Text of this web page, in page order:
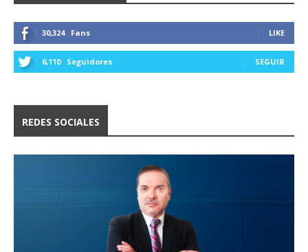
30,324 Fans LIKE
6,110 Seguidores SEGUIR
REDES SOCIALES